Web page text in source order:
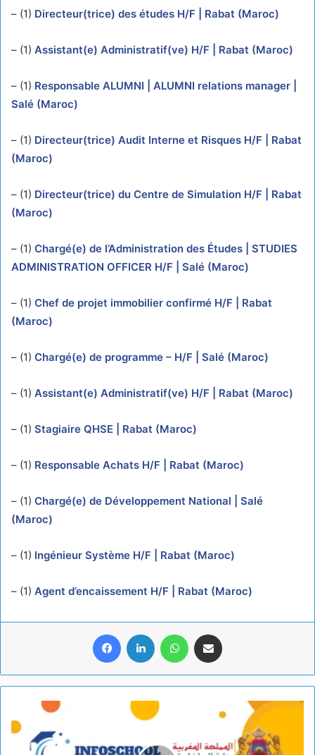
– (1) Directeur(trice) des études H/F | Rabat (Maroc)
– (1) Assistant(e) Administratif(ve) H/F | Rabat (Maroc)
– (1) Responsable ALUMNI | ALUMNI relations manager |
Salé (Maroc)
– (1) Directeur(trice) Audit Interne et Risques H/F | Rabat
(Maroc)
– (1) Directeur(trice) du Centre de Simulation H/F | Rabat
(Maroc)
– (1) Chargé(e) de l’Administration des Études | STUDIES
ADMINISTRATION OFFICER H/F | Salé (Maroc)
– (1) Chef de projet immobilier confirmé H/F | Rabat
(Maroc)
– (1) Chargé(e) de programme – H/F | Salé (Maroc)
– (1) Assistant(e) Administratif(ve) H/F | Rabat (Maroc)
– (1) Stagiaire QHSE | Rabat (Maroc)
– (1) Responsable Achats H/F | Rabat (Maroc)
– (1) Chargé(e) de Développement National | Salé
(Maroc)
– (1) Ingénieur Système H/F | Rabat (Maroc)
– (1) Agent d’encaissement H/F | Rabat (Maroc)